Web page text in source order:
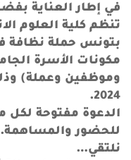
في إطار العناية
تنظم كلية العلوم
بتونس حملة نظافة
مكونات الأسرة
2024.
الدعوة مفتوحة لكل
للحضور والمساهمة.
نلتقي…